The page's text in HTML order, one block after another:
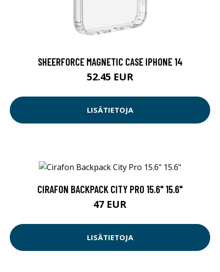
SHEERFORCE MAGNETIC CASE IPHONE 14
52.45 EUR
LISÄTIETOJA
CIRAFON BACKPACK CITY PRO 15.6" 15.6"
47 EUR
LISÄTIETOJA